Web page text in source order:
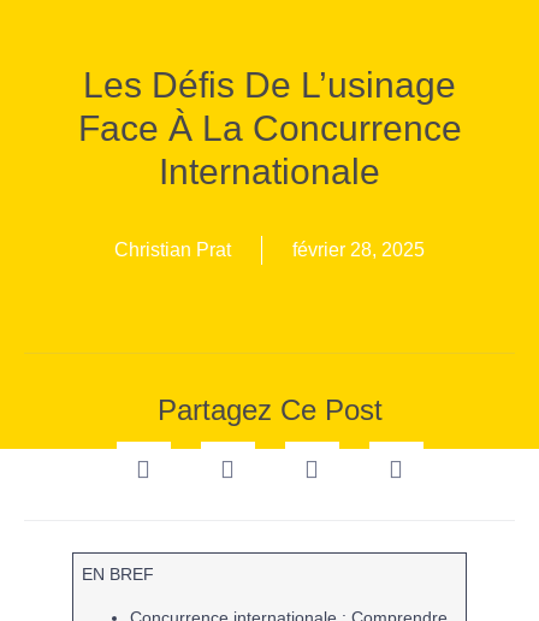
Les Défis De L’usinage
Face À La Concurrence
Internationale
Christian Prat février 28, 2025
Partagez Ce Post
EN BREF
Concurrence internationale : Comprendre